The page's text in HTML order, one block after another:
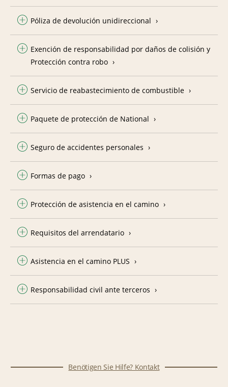
Póliza de devolución unidireccional
Exención de responsabilidad por daños de colisión y
Protección contra robo
Servicio de reabastecimiento de combustible
Paquete de protección de National
Seguro de accidentes personales
Formas de pago
Protección de asistencia en el camino
Requisitos del arrendatario
Asistencia en el camino PLUS
Responsabilidad civil ante terceros
Benötigen Sie Hilfe? Kontakt